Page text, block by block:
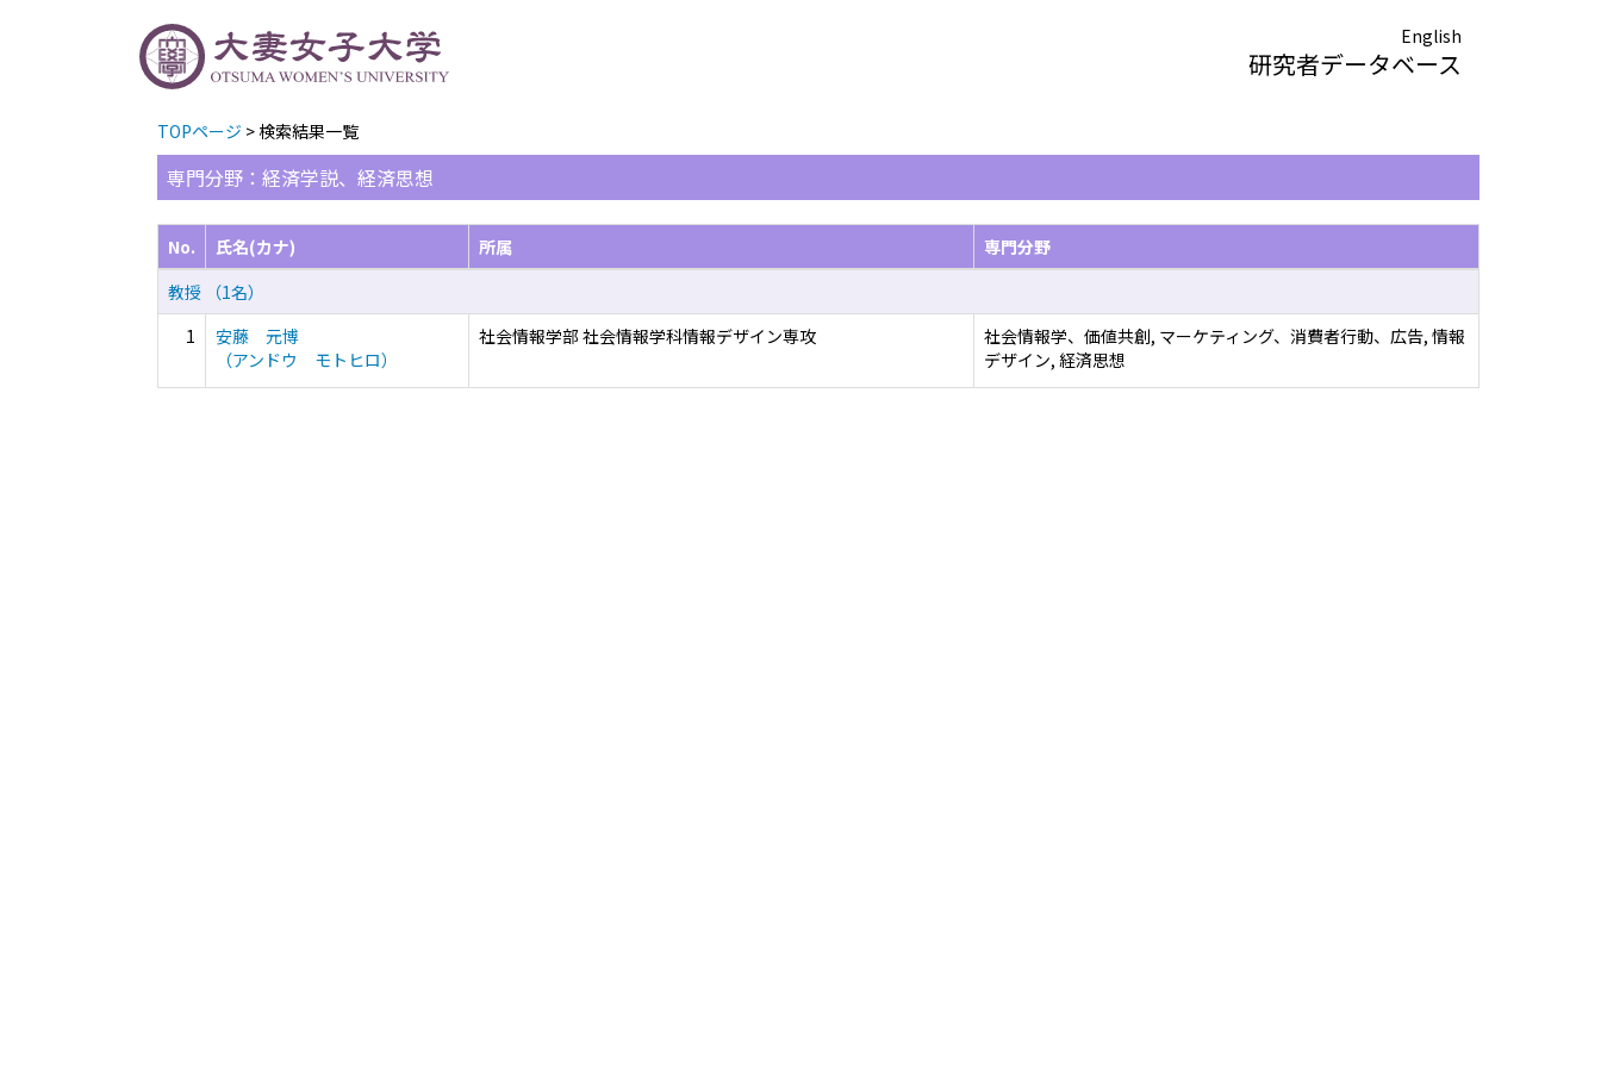
English
研究者データベース
TOPページ > 検索結果一覧
専門分野：経済学説、経済思想
No. 氏名(カナ) 所属
専門分野
教授 （1名）
1
安藤 元博
（アンドウ モトヒロ）
社会情報学部 社会情報学科情報デザイン専攻
社会情報学、価値共創, マーケティング、消費者行動、広告, 情報
デザイン, 経済思想